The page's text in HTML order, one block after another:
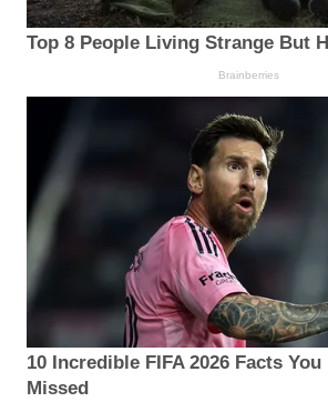
Top 8 People Living Strange But
Brainberries
10 Incredible FIFA 2026 Facts
Missed